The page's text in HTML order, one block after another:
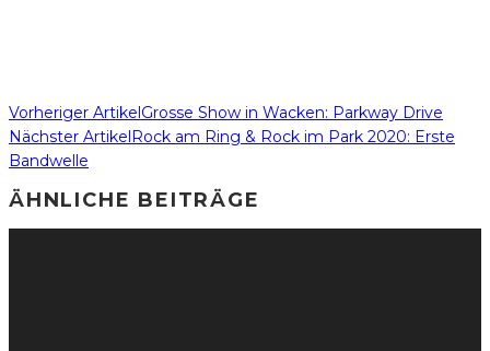
Vorheriger ArtikelGrosse Show in Wacken: Parkway Drive
Nächster ArtikelRock am Ring & Rock im Park 2020: Erste
Bandwelle
ÄHNLICHE BEITRÄGE